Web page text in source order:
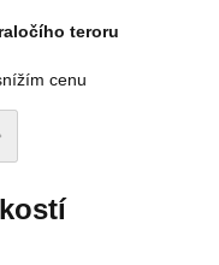
teroru
cenu